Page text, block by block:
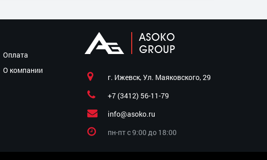
Оплата
О компании
г. Ижевск, Ул. Маяковского, 29
+7 (3412) 56-11-79
info@asoko.ru
пн-пт c 9:00 до 18:00